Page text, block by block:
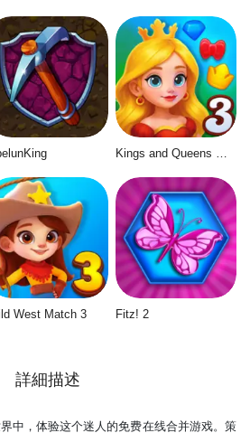
West Match 3 Fitz! 2
詳細描述
中，体验这个迷人的免费在线合并游戏。策